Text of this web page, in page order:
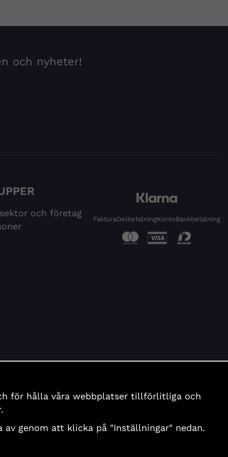
och nyheter!
och företag
FakturaDelbetalningKontoBankbetalning
för hålla våra webbplatser tillförlitliga och
genom att klicka på "Inställningar" nedan.